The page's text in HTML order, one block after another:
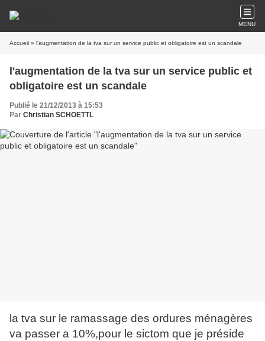
MENU
Accueil » l'augmentation de la tva sur un service public et obligatoire est un scandale
l'augmentation de la tva sur un service public et
obligatoire est un scandale
Publié le 21/12/2013 à 15:53
Par Christian SCHOETTL
la tva sur le ramassage des ordures ménagères
va passer a 10%,pour le sictom que je préside